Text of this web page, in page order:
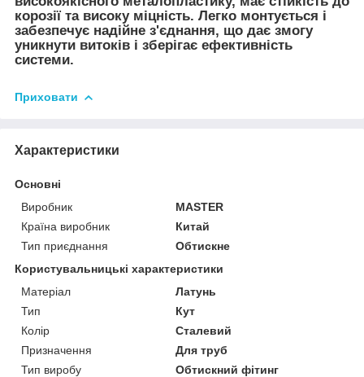
корозії та високу міцність. Легко монтується і
забезпечує надійне з'єднання, що дає змогу
уникнути витоків і зберігає ефективність
системи.
Приховати
Характеристики
Основні
Виробник
MASTER
Країна виробник
Китай
Тип приєднання
Обтискне
Користувальницькі характеристики
Матеріал
Латунь
Тип
Кут
Колір
Сталевий
Призначення
Для труб
Тип виробу
Обтискний фітинг